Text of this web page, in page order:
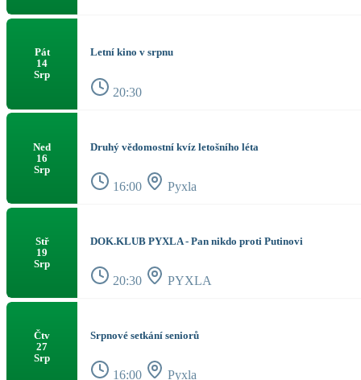
Pát
14
Srp
Letní kino v srpnu
20:30
Ned
16
Srp
Druhý vědomostní kvíz letošního léta
16:00 Pyxla
Stř
19
Srp
DOK.KLUB PYXLA - Pan nikdo proti Putinovi
20:30 PYXLA
Čtv
27
Srp
Srpnové setkání seniorů
16:00 Pyxla